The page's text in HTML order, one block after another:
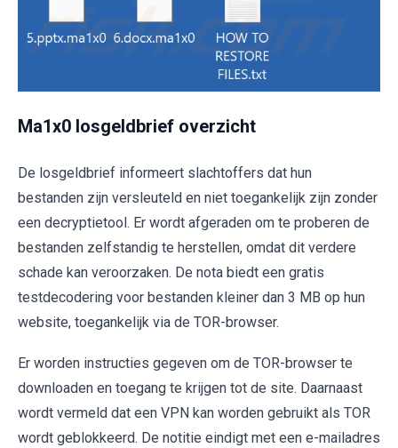
Ma1x0 losgeldbrief overzicht
De losgeldbrief informeert slachtoffers dat hun
bestanden zijn versleuteld en niet toegankelijk zijn zonder
een decryptietool. Er wordt afgeraden om te proberen de
bestanden zelfstandig te herstellen, omdat dit verdere
schade kan veroorzaken. De nota biedt een gratis
testdecodering voor bestanden kleiner dan 3 MB op hun
website, toegankelijk via de TOR-browser.
Er worden instructies gegeven om de TOR-browser te
downloaden en toegang te krijgen tot de site. Daarnaast
wordt vermeld dat een VPN kan worden gebruikt als TOR
wordt geblokkeerd. De notitie eindigt met een e-mailadres